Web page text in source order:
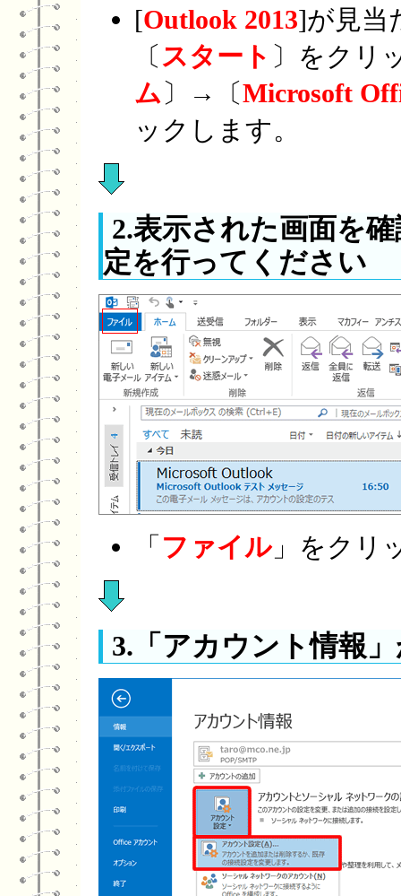
[Outlook 2013]が見当
〔 スタート 〕をクリ
ム 〕→〔Microsoft
ックします。
2.表示された画面を
定を行ってください
「 ファイル」をクリ
3.「アカウント情報